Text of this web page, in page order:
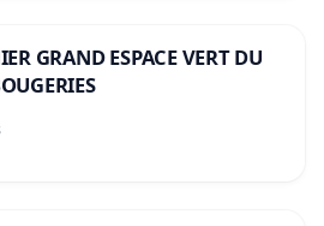
GRAND ESPACE VERT DU